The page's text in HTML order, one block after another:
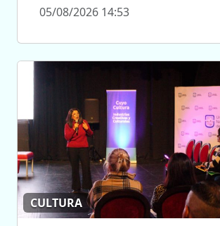
05/08/2026 14:53
CULTURA